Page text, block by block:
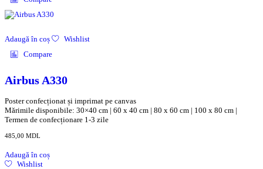
Adaugă în coș
Wishlist
Compare
Airbus A330
Poster confecționat și imprimat pe canvas
Mărimile disponibile: 30×40 cm | 60 x 40 cm | 80 x 60 cm | 100 x 80 cm |
Termen de confecționare 1-3 zile
485,00 MDL
Adaugă în coș
Wishlist